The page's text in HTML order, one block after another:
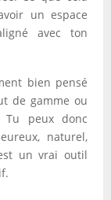
un espace
avec ton
bien pensé
de gamme ou
Tu peux donc
naturel,
un vrai outil